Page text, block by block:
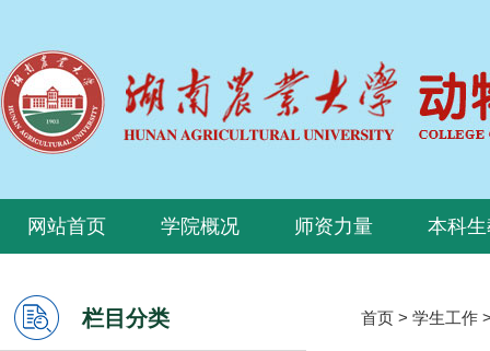
网站首页 学院概况 师资力量 本科
栏目分类 首页 > 学生工作